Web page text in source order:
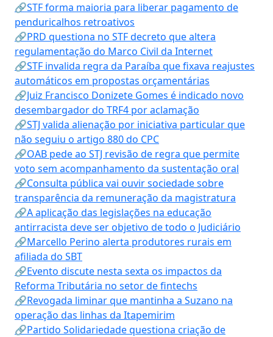
🔗STF forma maioria para liberar pagamento de
penduricalhos retroativos
🔗PRD questiona no STF decreto que altera
regulamentação do Marco Civil da Internet
🔗STF invalida regra da Paraíba que fixava reajustes
automáticos em propostas orçamentárias
🔗Juiz Francisco Donizete Gomes é indicado novo
desembargador do TRF4 por aclamação
🔗STJ valida alienação por iniciativa particular que
não seguiu o artigo 880 do CPC
🔗OAB pede ao STJ revisão de regra que permite
voto sem acompanhamento da sustentação oral
🔗Consulta pública vai ouvir sociedade sobre
transparência da remuneração da magistratura
🔗A aplicação das legislações na educação
antirracista deve ser objetivo de todo o Judiciário
🔗Marcello Perino alerta produtores rurais em
afiliada do SBT
🔗Evento discute nesta sexta os impactos da
Reforma Tributária no setor de fintechs
🔗Revogada liminar que mantinha a Suzano na
operação das linhas da Itapemirim
🔗Partido Solidariedade questiona criação de